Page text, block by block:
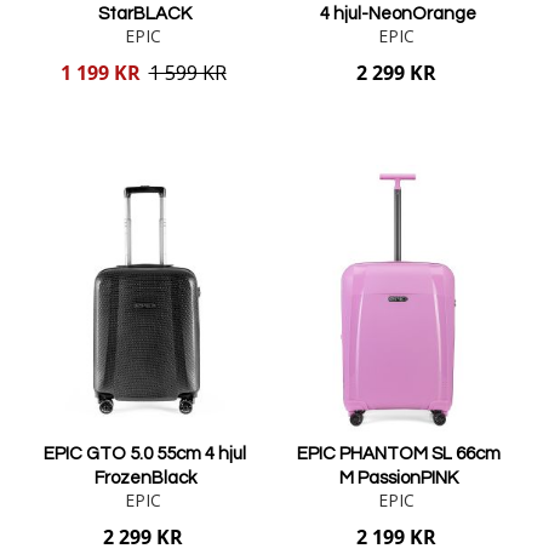
StarBLACK
EPIC
Reducerat
1 199 KR 1 599 KR
4 hjul-NeonOrange
EPIC
2 299 KR
EPIC GTO 5.0 55cm 4 hjul
FrozenBlack
EPIC
2 299 KR
EPIC PHANTOM SL 66cm
M PassionPINK
EPIC
2 199 KR